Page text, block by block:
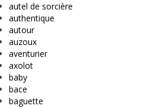
autel de sorcière
authentique
autour
auzoux
aventurier
axolot
baby
bace
baguette